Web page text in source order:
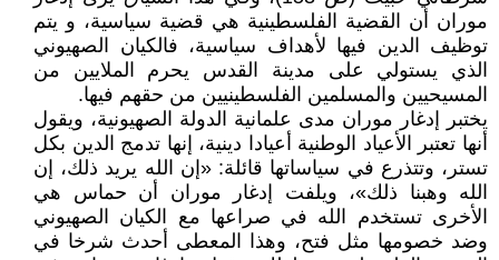
موران أن القضية الفلسطينية هي قضية سياسية، و يتم
توظيف الدين فيها لأهداف سياسية، فالكيان الصهيوني
الذي يستولي على مدينة القدس يحرم الملايين من
المسيحيين والمسلمين الفلسطينيين من حقهم فيها.
يختبر إدغار موران مدى علمانية الدولة الصهيونية، ويقول
أنها تعتبر الأعياد الوطنية أعيادا دينية، إنها تدمج الدين بكل
تستر، وتتذرع في سياساتها قائلة: «إن الله يريد ذلك، إن
الله وهبنا ذلك»، ويلفت إدغار موران أن حماس هي
الأخرى تستخدم الله في صراعها مع الكيان الصهيوني
وضد خصومها مثل فتح، وهذا المعطى أحدث شرخا في